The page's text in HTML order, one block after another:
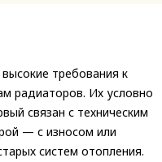
требования к
радиаторов. Их условно
связан с техническим
— с износом или
систем отопления.